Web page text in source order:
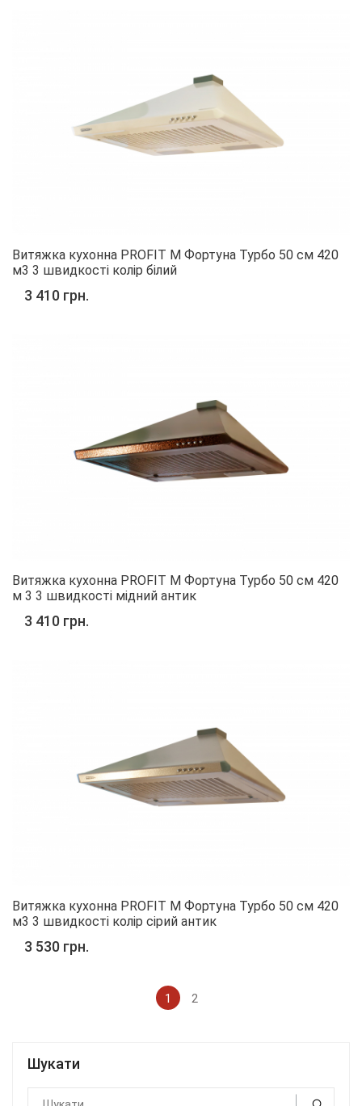
Витяжка кухонна PROFIT M Фортуна Турбо 50 см 420
м3 3 швидкості колір білий
3 410 грн.
Витяжка кухонна PROFIT M Фортуна Турбо 50 см 420
м 3 3 швидкості мідний антик
3 410 грн.
Витяжка кухонна PROFIT M Фортуна Турбо 50 см 420
м3 3 швидкості колір сірий антик
3 530 грн.
1 2
Шукати